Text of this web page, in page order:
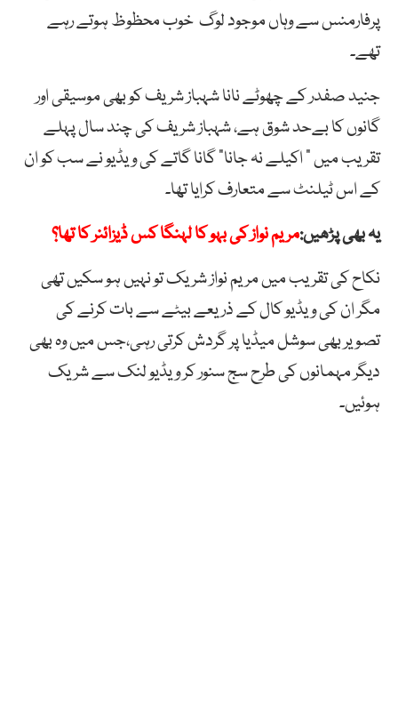
پرفارمنس سے وہاں موجود لوگ خوب محظوظ ہوتے رہے
تھے۔
جنید صفدر کے چھوٹے نانا شہباز شریف کو بھی موسیقی اور
گانوں کا بےحد شوق ہے، شہباز شریف کی چند سال پہلے
تقریب میں ” اکیلے نہ جانا” گانا گاتے کی ویڈیو نے سب کو ان
کے اس ٹیلنٹ سے متعارف کرایا تھا۔
یہ بھی پڑھیں:مریم نواز کی بہو کا لہنگا کس ڈیزائنر کا تھا؟
نکاح کی تقریب میں مریم نواز شریک تو نہیں ہو سکیں تھی
مگر ان کی ویڈیو کال کے ذریعے بیٹے سے بات کرنے کی
تصویر بھی سوشل میڈیا پر گردش کرتی رہی،جس میں وہ بھی
دیگر مہمانوں کی طرح سج سنور کر ویڈیو لنک سے شریک
ہوئیں۔